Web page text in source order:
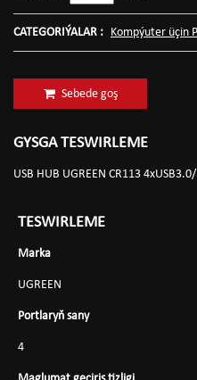
CATEGORIÝALAR : Kompýuter üçin
Sebede goş
GYSGA TESWIRLEME
USB HUB UGREEN CR113
TESWIRLEME
Marka
UGREEN
Portlaryň sany
4